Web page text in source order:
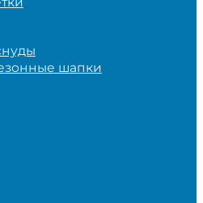
шапки